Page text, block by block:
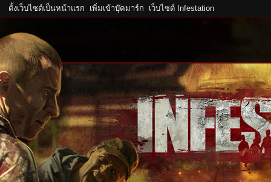
ตั้งเว็บไซต์เป็นหน้าแรก เพิ่มเข้าบุ๊คมาร์ก เว็บไซต์ Infestation